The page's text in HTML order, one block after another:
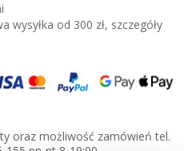
wysyłka od 300 zł, szczegóły
oraz możliwość zamówień tel.